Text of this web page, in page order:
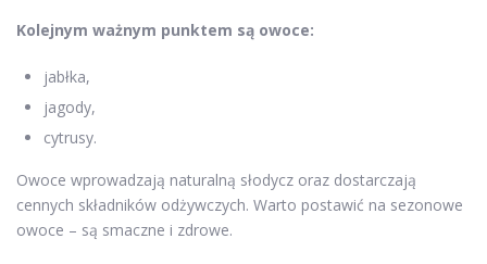
Kolejnym ważnym punktem są owoce:
jabłka,
jagody,
cytrusy.
Owoce wprowadzają naturalną słodycz oraz dostarczają
cennych składników odżywczych. Warto postawić na sezonowe
owoce – są smaczne i zdrowe.